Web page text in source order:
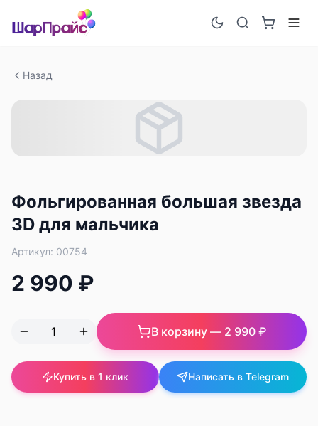
Назад
Фольгированная большая звезда
3D для мальчика
Артикул: 00754
2 990 ₽
В корзину — 2 990 ₽
Купить в 1 клик Написать в Telegram